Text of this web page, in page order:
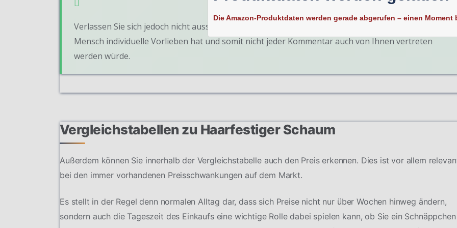
Die Amazon-Produktdaten werden gerade abgerufen – einen Moment
Verlassen Sie sich jedoch nicht ausschließlich darauf. Behalten Sie stets im Hinterkopf, dass jeder
Mensch individuelle Vorlieben hat und somit nicht jeder Kommentar auch von Ihnen vertreten
werden würde.
Vergleichstabellen zu Haarfestiger Schaum
Außerdem können Sie innerhalb der Vergleichstabelle auch den Preis erkennen. Dies ist vor allem
bei den immer vorhandenen Preisschwankungen auf dem Markt.
Es stellt in der Regel denn normalen Alltag dar, dass sich Preise nicht nur über Wochen hinweg ändern,
sondern auch die Tageszeit des Einkaufs eine wichtige Rolle dabei spielen kann, ob Sie ein Schnäppchen